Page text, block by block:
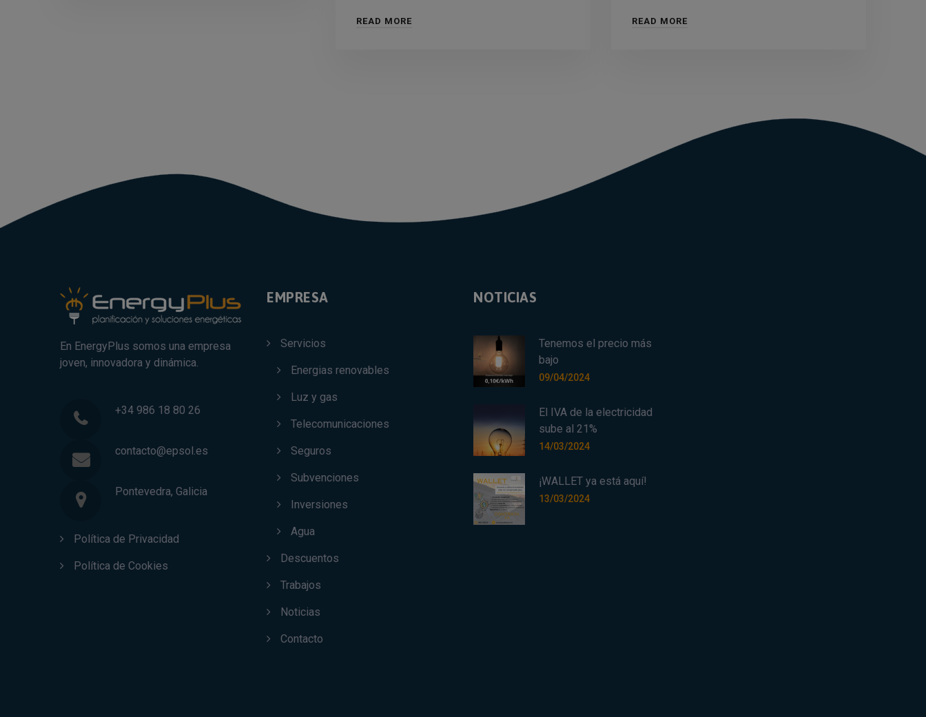
READ MORE READ MORE
En EnergyPlus somos una empresa
joven, innovadora y dinámica.
+34 986 18 80 26
contacto@epsol.es
Pontevedra, Galicia
Política de Privacidad
Política de Cookies
EMPRESA
Servicios
Energias renovables
Luz y gas
Telecomunicaciones
Seguros
Subvenciones
Inversiones
Agua
Descuentos
Trabajos
Noticias
Contacto
NOTICIAS
Tenemos el precio más
bajo
09/04/2024
El IVA de la electricidad
sube al 21%
14/03/2024
¡WALLET ya está aquí!
13/03/2024